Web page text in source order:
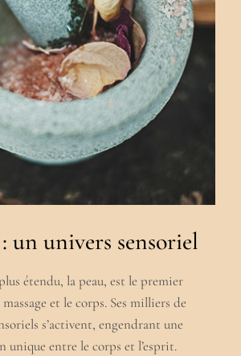
un univers sensoriel
étendu, la peau, est le premier
et le corps. Ses milliers de
s’activent, engendrant une
unique entre le corps et l’esprit.